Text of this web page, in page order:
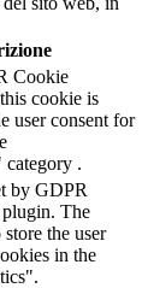
Cookie
cookie is
user consent for
.
by GDPR
The
the user
in the